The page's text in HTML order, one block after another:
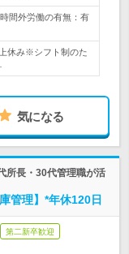
間外労働の有無：有
休み※シフト制のた
気になる
所長・30代管理職が活
管理】*年休120日
第二新卒歓迎